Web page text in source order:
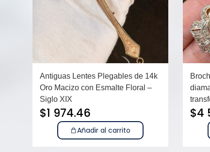
Antiguas Lentes Plegables de 14k
Oro Macizo con Esmalte Floral –
Siglo XIX
$1 974.46
Añadir al carrito
$4